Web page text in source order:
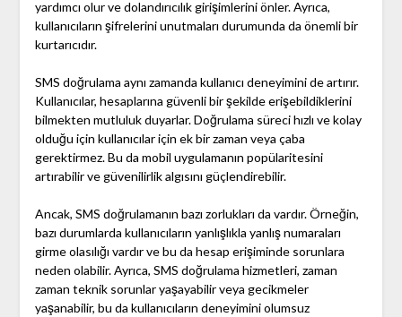
yardımcı olur ve dolandırıcılık girişimlerini önler. Ayrıca,
kullanıcıların şifrelerini unutmaları durumunda da önemli bir
kurtarıcıdır.
SMS doğrulama aynı zamanda kullanıcı deneyimini de artırır.
Kullanıcılar, hesaplarına güvenli bir şekilde erişebildiklerini
bilmekten mutluluk duyarlar. Doğrulama süreci hızlı ve kolay
olduğu için kullanıcılar için ek bir zaman veya çaba
gerektirmez. Bu da mobil uygulamanın popülaritesini
artırabilir ve güvenilirlik algısını güçlendirebilir.
Ancak, SMS doğrulamanın bazı zorlukları da vardır. Örneğin,
bazı durumlarda kullanıcıların yanlışlıkla yanlış numaraları
girme olasılığı vardır ve bu da hesap erişiminde sorunlara
neden olabilir. Ayrıca, SMS doğrulama hizmetleri, zaman
zaman teknik sorunlar yaşayabilir veya gecikmeler
yaşanabilir, bu da kullanıcıların deneyimini olumsuz